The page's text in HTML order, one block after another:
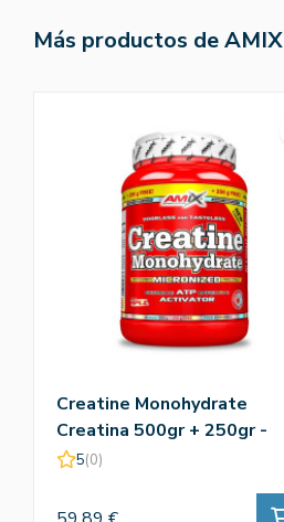
Más productos de AMIX
Creatine Monohydrate
Creatina 500gr + 250gr -
Amix
5(0)